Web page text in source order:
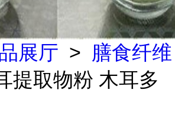
展厅 > 膳食纤维
提取物粉 木耳多